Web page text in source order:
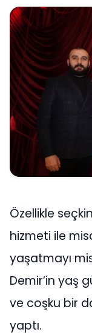
Özellikle
hizmeti ile
yaşatmayı
Demir’in yaş
ve coşku bir
yaptı.